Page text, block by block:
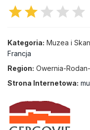
starstar star star star
Kategoria: Muzea i
Francja
Region: Owernia-Rodan-
Strona Internetowa: